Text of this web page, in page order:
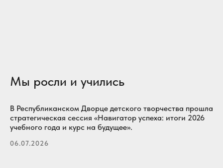
Мы росли и учились
В Республиканском Дворце детского творчества прошла
стратегическая сессия «Навигатор успеха: итоги 2026
учебного года и курс на будущее».
06.07.2026